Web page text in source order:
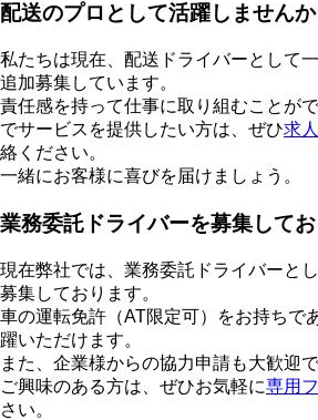
配送のプロとして活躍しませんか
私たちは現在、配送ドライバーとして
追加募集しています。
責任感を持って仕事に取り組むことが
でサービスを提供したい方は、ぜひ求
絡ください。
一緒にお客様に喜びを届けましょう。
業務委託ドライバーを募集してお
現在弊社では、業務委託ドライバーと
募集しております。
車の運転免許（AT限定可）をお持ちで
躍いただけます。
また、企業様からの協力申請も大歓迎で
ご興味のある方は、ぜひお気軽に専用
さい。